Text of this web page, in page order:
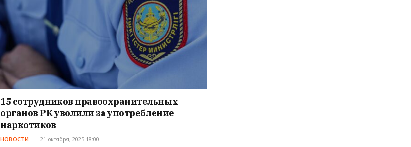
15 сотрудников правоохранительных
органов РК уволили за употребление
наркотиков
НОВОСТИ 21 октября, 2025 18:00